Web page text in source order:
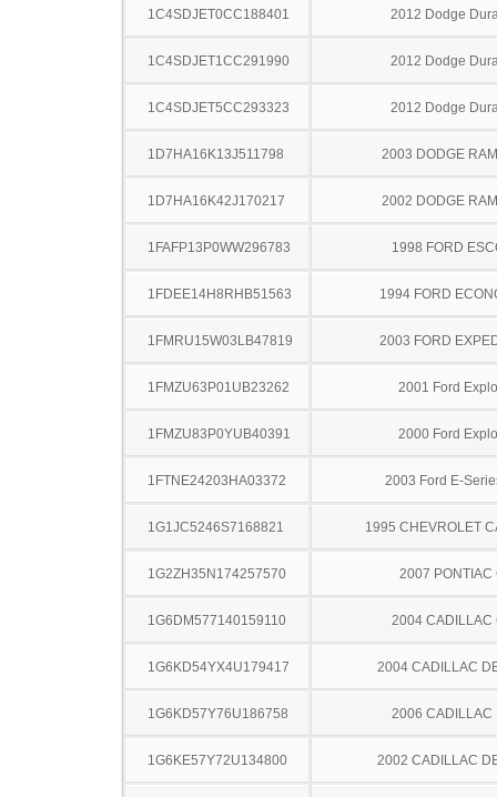
1C4SDJET0CC188401 2012 Dodge
1C4SDJET1CC291990 2012 Dodge
1C4SDJET5CC293323 2012 Dodge
1D7HA16K13J511798 2003 DODGE
1D7HA16K42J170217 2002 DODGE
1FAFP13P0WW296783 1998 FORD
1FDEE14H8RHB51563 1994 FORD
1FMRU15W03LB47819 2003 FORD
1FMZU63P01UB23262 2001 Ford
1FMZU83P0YUB40391 2000 Ford
1FTNE24203HA03372 2003 Ford E-
1G1JC5246S7168821 1995 CHEVROLET
1G2ZH35N174257570 2007 PONTIAC
1G6DM577140159110 2004 CADILLAC
1G6KD54YX4U179417 2004 CADILLAC
1G6KD57Y76U186758 2006 CADILLAC
1G6KE57Y72U134800 2002 CADILLAC